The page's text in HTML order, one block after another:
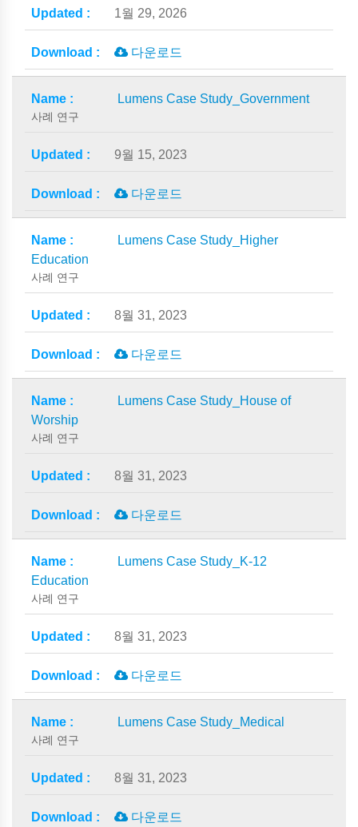
1월 29, 2026
다운로드
Lumens Case Study_Government
사례 연구
9월 15, 2023
다운로드
Lumens Case Study_Higher
Education
사례 연구
8월 31, 2023
다운로드
Lumens Case Study_House of
Worship
사례 연구
8월 31, 2023
다운로드
Lumens Case Study_K-12
Education
사례 연구
8월 31, 2023
다운로드
Lumens Case Study_Medical
사례 연구
8월 31, 2023
다운로드